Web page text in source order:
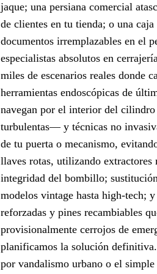
jaque; una persiana comercial
de clientes en tu tienda; o una
documentos irremplazables en el
especialistas absolutos en
miles de escenarios reales donde
herramientas endoscópicas de
navegan por el interior del
turbulentas— y técnicas no
de tu puerta o mecanismo,
llaves rotas, utilizando extractores
integridad del bombillo;
modelos vintage hasta high-tech;
reforzadas y pines recambiables
provisionalmente cerrojos de
planificamos la solución definitiva.
por vandalismo urbano o el